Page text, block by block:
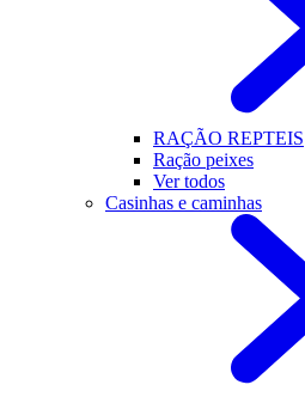
RAÇÃO REPTEIS
Ração peixes
Ver todos
Casinhas e caminhas